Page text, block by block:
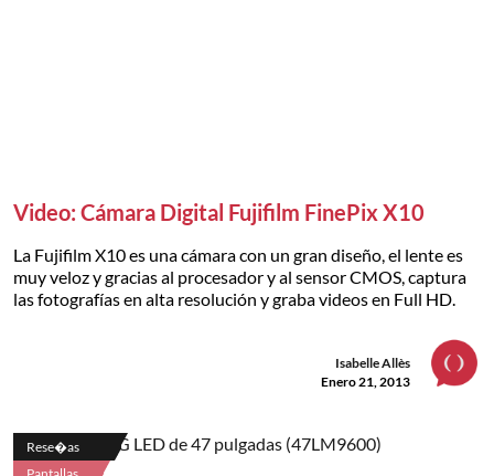
Video: Cámara Digital Fujifilm FinePix X10
La Fujifilm X10 es una cámara con un gran diseño, el lente es
muy veloz y gracias al procesador y al sensor CMOS, captura
las fotografías en alta resolución y graba videos en Full HD.
Isabelle Allès
Enero 21, 2013
Rese�as